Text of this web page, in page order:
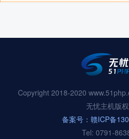
Copyright 2018-2020
无忧主机版
备案号：赣ICP备
Tel: 0791-